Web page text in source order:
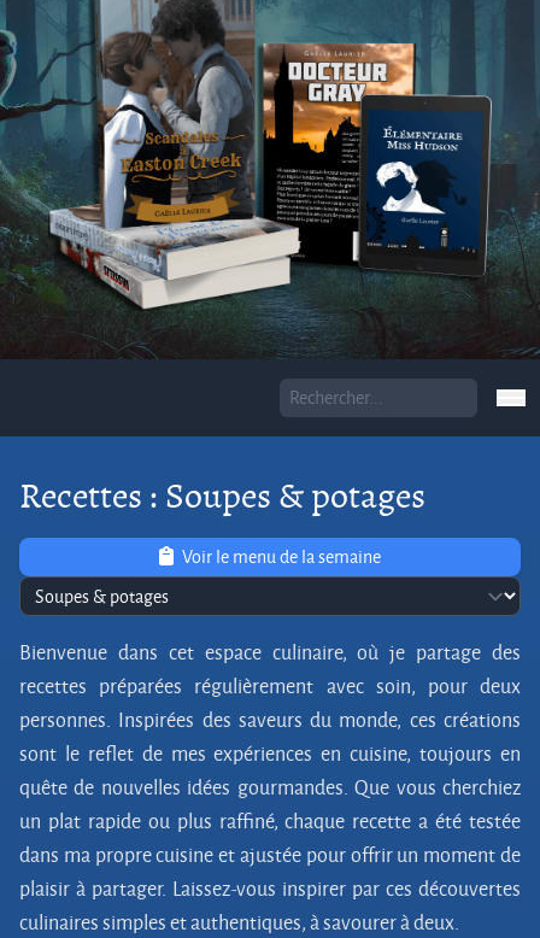
Recettes : Soupes & potages
Voir le menu de la semaine
Bienvenue dans cet espace culinaire, où je partage des
recettes préparées régulièrement avec soin, pour deux
personnes. Inspirées des saveurs du monde, ces créations
sont le reflet de mes expériences en cuisine, toujours en
quête de nouvelles idées gourmandes. Que vous cherchiez
un plat rapide ou plus raffiné, chaque recette a été testée
dans ma propre cuisine et ajustée pour offrir un moment de
plaisir à partager. Laissez-vous inspirer par ces découvertes
culinaires simples et authentiques, à savourer à deux.